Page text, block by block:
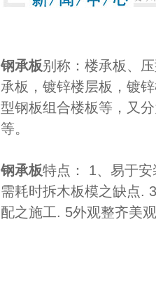
钢承板别称：楼承板、
承板，镀锌楼层板，镀
型钢板组合楼板等，又
等。
钢承板特点： 1、易于
需耗时拆木板模之缺点.
配之施工. 5外观整齐美